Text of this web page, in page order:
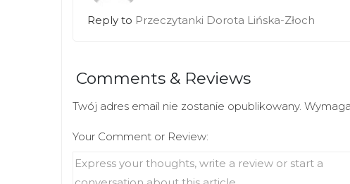
Reply to Przeczytanki Dorota Lińska-Złoch
Comments & Reviews
Twój adres email nie zostanie opublikowany.
Your Comment or Review: